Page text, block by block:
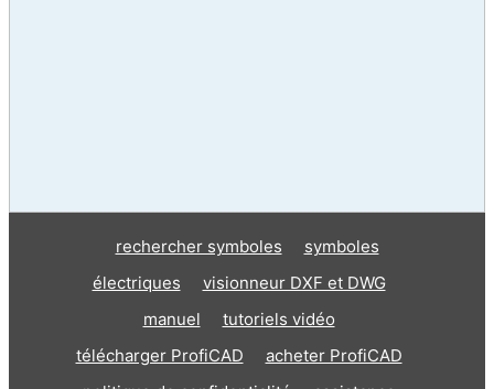
rechercher symboles
symboles
électriques
visionneur DXF et DWG
manuel
tutoriels vidéo
télécharger ProfiCAD
acheter ProfiCAD